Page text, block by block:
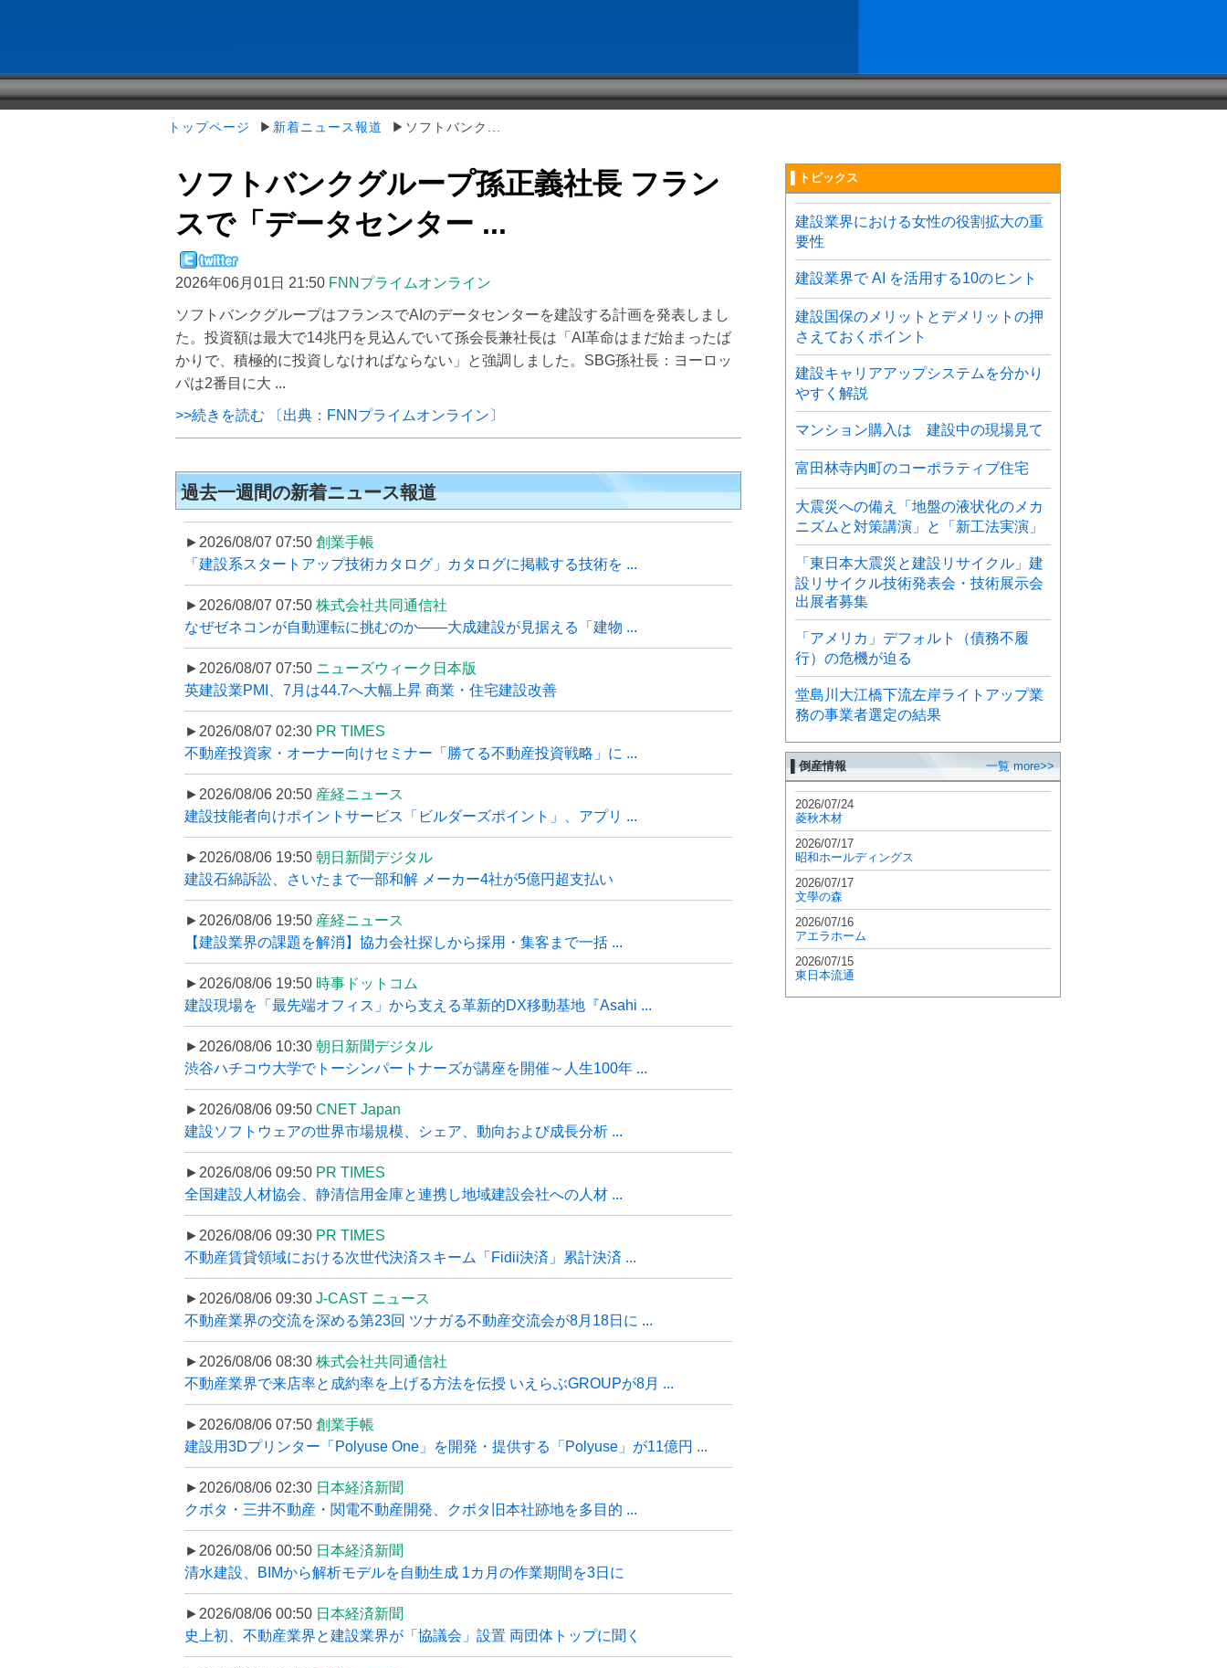
トップページ ▶ 新着ニュース報道 ▶ソフトバンク...
ソフトバンクグループ孫正義社長 フラン
スで「データセンター ...
2026年06月01日 21:50 FNNプライムオンライン
ソフトバンクグループはフランスでAIのデータセンターを建設する計画を発表しまし
た。投資額は最大で14兆円を見込んでいて孫会長兼社長は「AI革命はまだ始まったば
かりで、積極的に投資しなければならない」と強調しました。SBG孫社長：ヨーロッ
パは2番目に大 ...
>>続きを読む 〔出典：FNNプライムオンライン〕
過去一週間の新着ニュース報道
►2026/08/07 07:50 創業手帳
「建設系スタートアップ技術カタログ」カタログに掲載する技術を ...
►2026/08/07 07:50 株式会社共同通信社
なぜゼネコンが自動運転に挑むのか――大成建設が見据える「建物 ...
►2026/08/07 07:50 ニューズウィーク日本版
英建設業PMI、7月は44.7へ大幅上昇 商業・住宅建設改善
►2026/08/07 02:30 PR TIMES
不動産投資家・オーナー向けセミナー「勝てる不動産投資戦略」に ...
►2026/08/06 20:50 産経ニュース
建設技能者向けポイントサービス「ビルダーズポイント」、アプリ ...
►2026/08/06 19:50 朝日新聞デジタル
建設石綿訴訟、さいたまで一部和解 メーカー4社が5億円超支払い
►2026/08/06 19:50 産経ニュース
【建設業界の課題を解消】協力会社探しから採用・集客まで一括 ...
►2026/08/06 19:50 時事ドットコム
建設現場を「最先端オフィス」から支える革新的DX移動基地『Asahi ...
►2026/08/06 10:30 朝日新聞デジタル
渋谷ハチコウ大学でトーシンパートナーズが講座を開催～人生100年 ...
►2026/08/06 09:50 CNET Japan
建設ソフトウェアの世界市場規模、シェア、動向および成長分析 ...
►2026/08/06 09:50 PR TIMES
全国建設人材協会、静清信用金庫と連携し地域建設会社への人材 ...
►2026/08/06 09:30 PR TIMES
不動産賃貸領域における次世代決済スキーム「Fidii決済」累計決済 ...
►2026/08/06 09:30 J-CAST ニュース
不動産業界の交流を深める第23回 ツナガる不動産交流会が8月18日に ...
►2026/08/06 08:30 株式会社共同通信社
不動産業界で来店率と成約率を上げる方法を伝授 いえらぶGROUPが8月 ...
►2026/08/06 07:50 創業手帳
建設用3Dプリンター「Polyuse One」を開発・提供する「Polyuse」が11億円 ...
►2026/08/06 02:30 日本経済新聞
クボタ・三井不動産・関電不動産開発、クボタ旧本社跡地を多目的 ...
►2026/08/06 00:50 日本経済新聞
清水建設、BIMから解析モデルを自動生成 1カ月の作業期間を3日に
►2026/08/06 00:50 日本経済新聞
史上初、不動産業界と建設業界が「協議会」設置 両団体トップに聞く
▌トピックス
建設業界における女性の役割拡大の重
要性
建設業界で AI を活用する10のヒント
建設国保のメリットとデメリットの押
さえておくポイント
建設キャリアアップシステムを分かり
やすく解説
マンション購入は 建設中の現場見て
富田林寺内町のコーポラティブ住宅
大震災への備え「地盤の液状化のメカ
ニズムと対策講演」と「新工法実演」
「東日本大震災と建設リサイクル」建
設リサイクル技術発表会・技術展示会
出展者募集
「アメリカ」デフォルト（債務不履
行）の危機が迫る
堂島川大江橋下流左岸ライトアップ業
務の事業者選定の結果
▌倒産情報 一覧 more>>
2026/07/24
菱秋木材
2026/07/17
昭和ホールディングス
2026/07/17
文學の森
2026/07/16
アエラホーム
2026/07/15
東日本流通